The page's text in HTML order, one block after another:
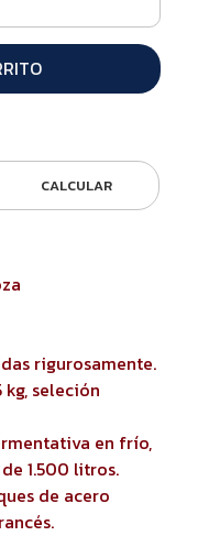
CALCULAR
rigurosamente.
kg, seleción
en frío,
1.500 litros.
de acero